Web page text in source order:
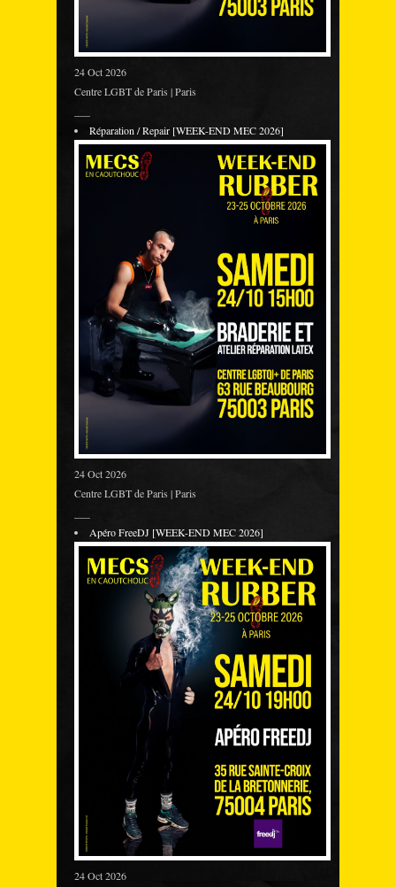
24 Oct 2026
Centre LGBT de Paris | Paris
Réparation / Repair [WEEK-END MEC 2026]
24 Oct 2026
Centre LGBT de Paris | Paris
Apéro FreeDJ [WEEK-END MEC 2026]
24 Oct 2026